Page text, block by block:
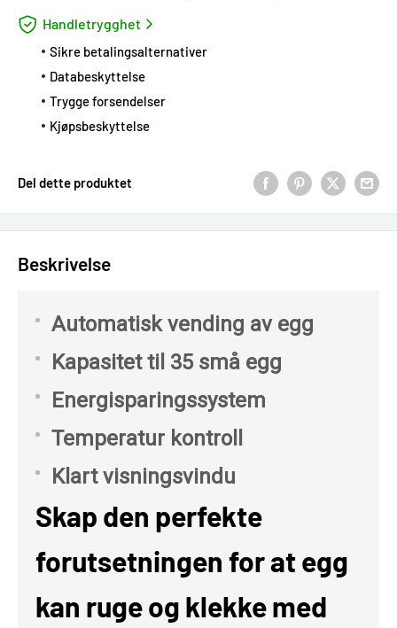
Handletrygghet
Sikre betalingsalternativer
Databeskyttelse
Trygge forsendelser
Kjøpsbeskyttelse
Del dette produktet
Beskrivelse
Automatisk vending av egg
Kapasitet til 35 små egg
Energisparingssystem
Temperatur kontroll
Klart visningsvindu
Skap den perfekte
forutsetningen for at egg
kan ruge og klekke med